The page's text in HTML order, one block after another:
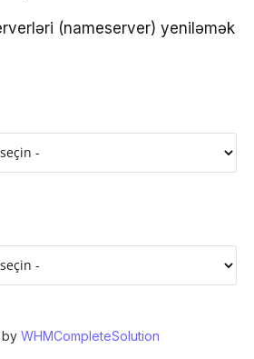
(nameserver) yeniləmək
WHMCompleteSolution